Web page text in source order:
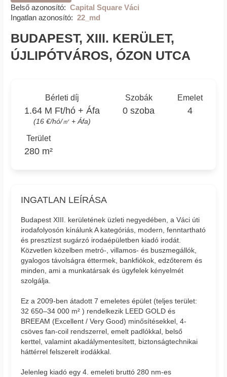
Belső azonosító: Capital Square Váci
Ingatlan azonosító: 22_md
BUDAPEST, XIII. KERÜLET,
ÚJLIPÓTVÁROS, ÓZON UTCA
Bérleti díj
1.64 M Ft/hó + Áfa
(16 €/hó/㎡ + Áfa)
Szobák
0 szoba
Emelet
4
Terület
280 m²
INGATLAN LEÍRÁSA
Budapest XIII. kerületének üzleti negyedében, a Váci úti
irodafolyosón kínálunk A kategóriás, modern, fenntartható
és presztízst sugárzó irodaépületben kiadó irodát.
Közvetlen közelben metró-, villamos- és buszmegállók,
gyalogos távolságra éttermek, bankfiókok, edzőterem és
minden, ami a munkatársak és ügyfelek kényelmét
szolgálja.
Ez a 2009-ben átadott 7 emeletes épület (teljes terület:
32 650–34 000 m² ) rendelkezik LEED GOLD és
BREEAM (Excellent / Very Good) minősítésekkel, 4-
csöves fan-coil rendszerrel, emelt padlókkal, belső
kerttel, valamint akadálymentesített, biztonságtechnikai
háttérrel felszerelt irodákkal.
Jelenleg kiadó egy 4. emeleti bruttó 280 nm-es